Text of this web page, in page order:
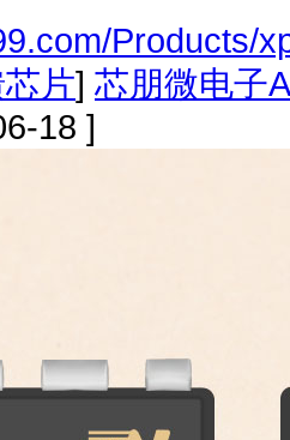
Products/
片] 芯朋微电子
18 ]